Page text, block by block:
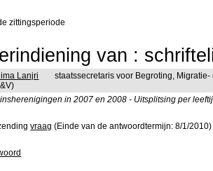
zittingsperiode
van :
Lanjri
staatssecretaris voor Begroting,
in 2007 en 2008 - Uitsplitsing per
vraag (Einde van de antwoordtermijn: 8/1/2010)